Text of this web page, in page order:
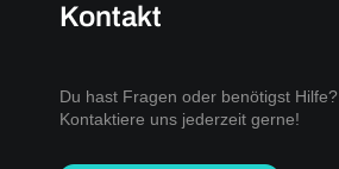
Kontakt
Du hast Fragen oder benötigst Hilfe?
Kontaktiere uns jederzeit gerne!